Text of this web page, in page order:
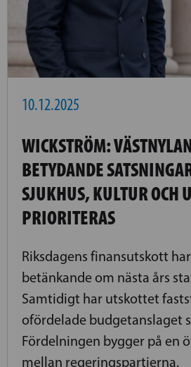
10.12.2025
WICKSTRÖM:
BETYDANDE
SJUKHUS, KULTUR OCH
PRIORITERAS
Riksdagens finansutskott
betänkande om nästa års
Samtidigt har utskottet
ofördelade budgetanslaget
Fördelningen bygger på en
mellan regeringspartierna.